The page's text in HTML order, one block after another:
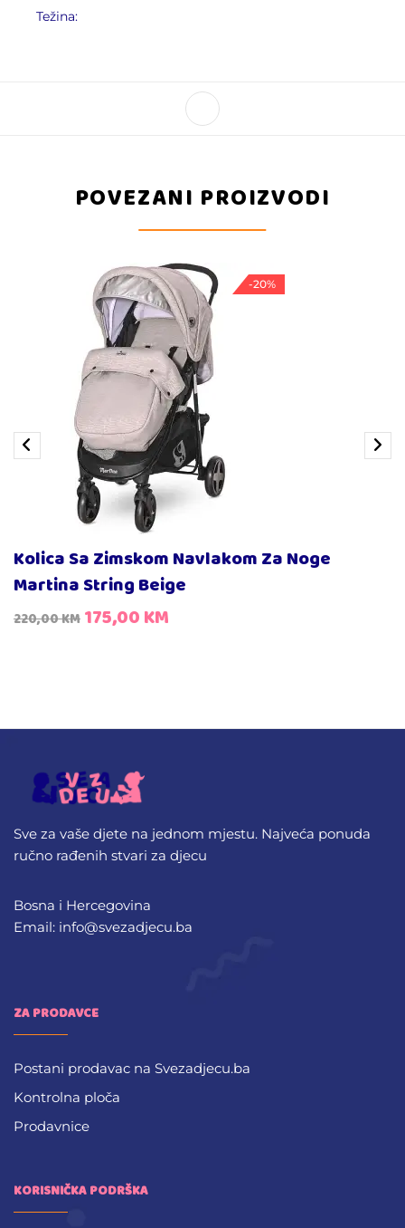
Težina:
POVEZANI PROIZVODI
-20%
Kolica Sa Zimskom Navlakom Za Noge
Martina String Beige
220,00KM 175,00KM
Sve za vaše djete na jednom mjestu. Najveća ponuda
ručno rađenih stvari za djecu
Bosna i Hercegovina
Email: info@svezadjecu.ba
ZA PRODAVCE
Postani prodavac na Svezadjecu.ba
Kontrolna ploča
Prodavnice
KORISNIČKA PODRŠKA